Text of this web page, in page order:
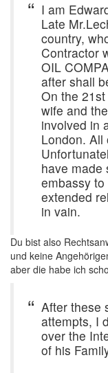
I am
Late
country,
Contractor
OIL
after shall
On the
wife and
involved in
London. All
have made
embassy
extended
in vain.
Du bist also
und keine
aber die habe ich
After these
attempts, I
over the
of his